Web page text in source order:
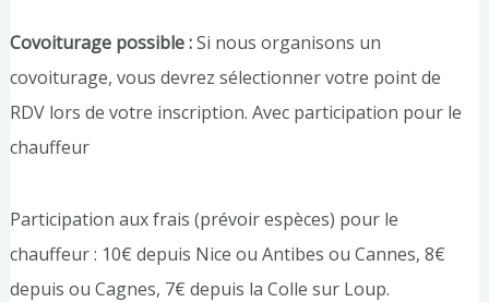
Covoiturage possible :Si nous organisons un
covoiturage, vous devrez sélectionner votre point de
RDV lors de votre inscription. Avec participation pour le
chauffeur
Participation aux frais (prévoir espèces) pour le
chauffeur : 10€ depuis Nice ou Antibes ou Cannes, 8€
depuis ou Cagnes, 7€ depuis la Colle sur Loup.